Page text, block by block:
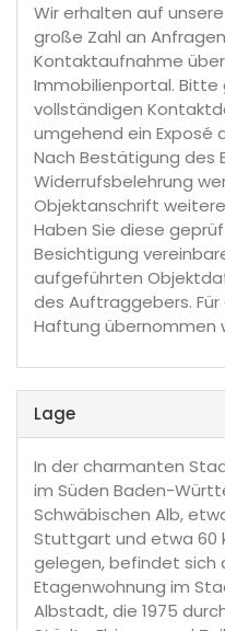
Wir erhalten auf
große Zahl an
Kontaktaufnahme
Immobilienportal. Bitte
vollständigen
umgehend ein Exposé
Nach Bestätigung des
Widerrufsbelehrung
Objektanschrift
Haben Sie diese
Besichtigung
aufgeführten
des Auftraggebers.
Haftung übernommen
Lage
In der charmanten
im Süden Baden-
Schwäbischen Alb,
Stuttgart und etwa 60
gelegen, befindet sich
Etagenwohnung im
Albstadt, die 1975